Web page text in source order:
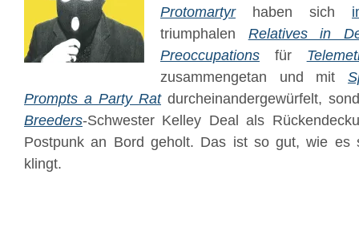
Protomartyrhaben sich
triumphalen Relatives in
Preoccupations für
zusammengetan und mit
Prompts a Party Ratdurcheinandergewürfelt,
Breeders-Schwester Kelley Deal als
Postpunk an Bord geholt. Das ist so gut, wie es
klingt.